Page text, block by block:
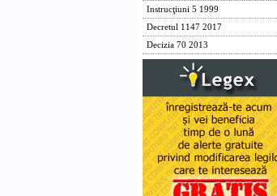
Instrucţiuni 5 1999
Decretul 1147 2017
Decizia 70 2013